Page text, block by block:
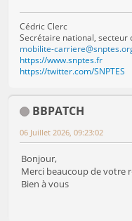
Cédric Clerc
Secrétaire national, secteur
mobilite-
https://www.snptes.fr
https://twitter.com/SNPTES
BBPATCH
06 Juillet 2026, 09:23:02
Bonjour,
Merci beaucoup de votre
Bien à vous